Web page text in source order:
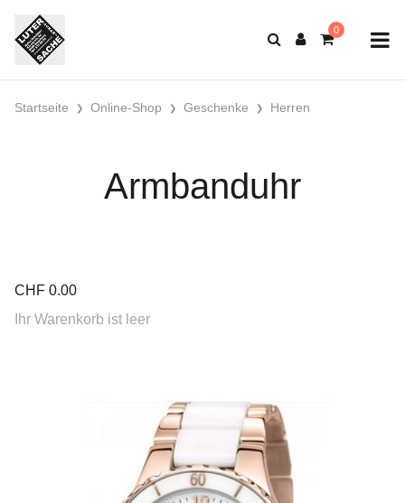
Startseite Online-Shop Geschenke Herren
Armbanduhr
CHF 0.00
Ihr Warenkorb ist leer